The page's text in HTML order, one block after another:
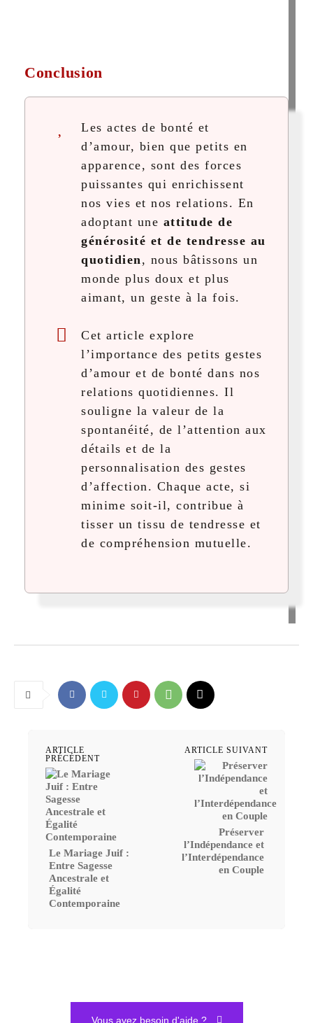
Conclusion
Les actes de bonté et
d’amour, bien que petits en
apparence, sont des forces
puissantes qui enrichissent
nos vies et nos relations. En
adoptant une attitude de
générosité et de tendresse au
quotidien , nous bâtissons un
monde plus doux et plus
aimant, un geste à la fois.
Cet article explore
l’importance des petits gestes
d’amour et de bonté dans nos
relations quotidiennes. Il
souligne la valeur de la
spontanéité, de l’attention aux
détails et de la
personnalisation des gestes
d’affection. Chaque acte, si
minime soit-il, contribue à
tisser un tissu de tendresse et
de compréhension mutuelle.
ARTICLE
PRÉCÉDENT
Le Mariage Juif :
Entre Sagesse
Ancestrale et
Égalité
Contemporaine
ARTICLE SUIVANT
Préserver
l’Indépendance et
l’Interdépendance
en Couple
Vous avez besoin d'aide ?